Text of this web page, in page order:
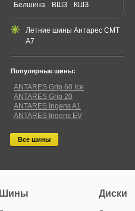
Белшина
ВШЗ КШЗ
Летние шины Антарес СМТ
А7
Популярные шины:
ANTARES Grip 60 Ice
ANTARES Grip 20
ANTARES Ingens A1
ANTARES Ingens EV
Все шины
Шины Диски